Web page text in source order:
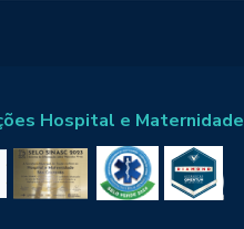
Hospital e Maternidade